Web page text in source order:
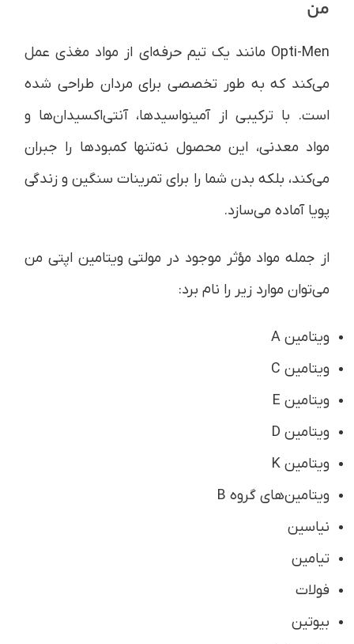
من
Opti-Men مانند یک تیم حرفه‌ای از مواد مغذی عمل
می‌کند که به طور تخصصی برای مردان طراحی شده
است. با ترکیبی از آمینواسیدها، آنتی‌اکسیدان‌ها و
مواد معدنی، این محصول نه‌تنها کمبودها را جبران
می‌کند، بلکه بدن شما را برای تمرینات سنگین و زندگی
پویا آماده می‌سازد.
از جمله مواد مؤثر موجود در مولتی ویتامین اپتی من
می‌توان موارد زیر را نام برد:
ویتامین A
ویتامین C
ویتامین E
ویتامین D
ویتامین K
ویتامین‌های گروه B
نیاسین
تیامین
فولات
بیوتین